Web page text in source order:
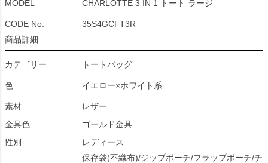
MODEL CHARLOTTE 3 IN 1 トート ラージ
CODE No.
35S4GCFT3R
商品詳細
カテゴリー トートバッグ
色 イエロー×ホワイト系
素材
レザー
金具色
ゴールド金具
性別
レディース
保存袋(不織布)/ジップポーチ/フラップポーチ/チ